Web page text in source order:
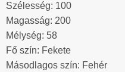
Szélesség: 100
Magasság: 200
Mélység: 58
Fő szín: Fekete
Másodlagos szín: Fehér